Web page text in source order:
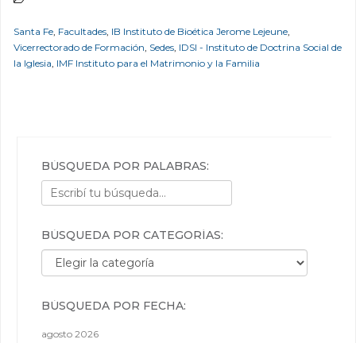
Santa Fe, Facultades, IB Instituto de Bioética Jerome Lejeune,
Vicerrectorado de Formación, Sedes, IDSI - Instituto de Doctrina Social de
la Iglesia, IMF Instituto para el Matrimonio y la Familia
BÚSQUEDA POR PALABRAS:
BÚSQUEDA POR CATEGORÍAS:
Búsqueda por categorías:
BÚSQUEDA POR FECHA:
agosto 2026